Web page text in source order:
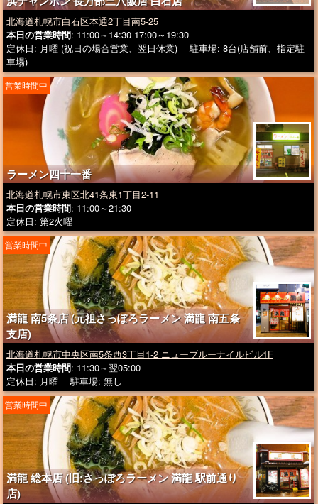
北海道札幌市白石区本通2丁目南5-25
本日の営業時間: 11:00～14:30 17:00～19:30
定休日: 月曜 (祝日の場合営業、翌日休業) 駐車場: 8台(店舗前、指定駐
車場)
ラーメン四十一番
営業時間中
北海道札幌市東区北41条東1丁目2-11
本日の営業時間: 11:00～21:30
定休日: 第2火曜
満龍 南5条店 (元祖さっぽろラーメン 満龍 南五条
支店)
営業時間中
北海道札幌市中央区南5条西3丁目1-2 ニューブルーナイルビル1F
本日の営業時間: 11:30～翌05:00
定休日: 月曜 駐車場: 無し
満龍 総本店 (旧:さっぽろラーメン 満龍 駅前通り
店)
営業時間中